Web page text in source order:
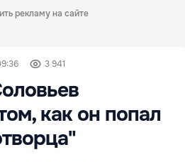
рекламу на сайте
3 941
как он попал